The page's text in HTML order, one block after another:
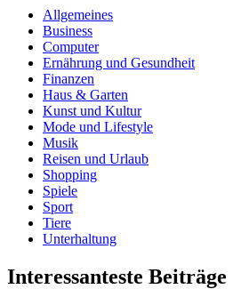
Allgemeines
Business
Computer
Ernährung und Gesundheit
Finanzen
Haus & Garten
Kunst und Kultur
Mode und Lifestyle
Musik
Reisen und Urlaub
Shopping
Spiele
Sport
Tiere
Unterhaltung
Interessanteste Beiträge